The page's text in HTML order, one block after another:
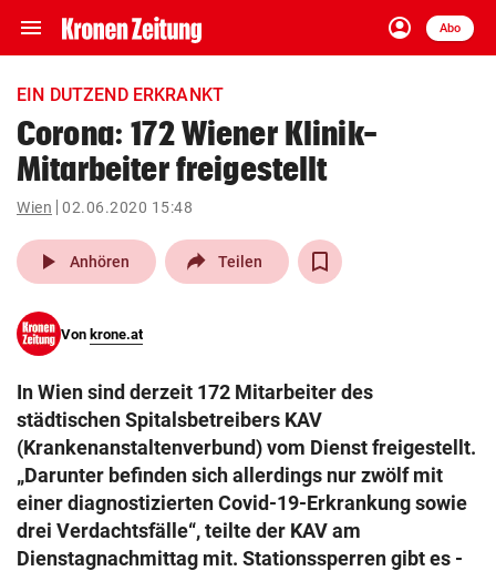
menu Navigation
ein-/ausklappen
account_circle
Anmelden
Abo
close Schließen
account_circle Anmelden
pin_drop
Wien arrow_right
search
eingeben
© Krone Multimedia GmbH & Co KG 2026
Muthgasse 2, 1190 Wien
EIN DUTZEND ERKRANKT
Corona: 172 Wiener Klinik-
Mitarbeiter freigestellt
Wien 02.06.2020 15:48
play_arrow Anhören Teilen
Von krone.at
In Wien sind derzeit 172 Mitarbeiter des
städtischen Spitalsbetreibers KAV
(Krankenanstaltenverbund) vom Dienst freigestellt.
„Darunter befinden sich allerdings nur zwölf mit
einer diagnostizierten Covid-19-Erkrankung sowie
drei Verdachtsfälle“, teilte der KAV am
Dienstagnachmittag mit. Stationssperren gibt es -